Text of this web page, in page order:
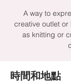
A way to
creative outlet
as knitting or
時間和地點